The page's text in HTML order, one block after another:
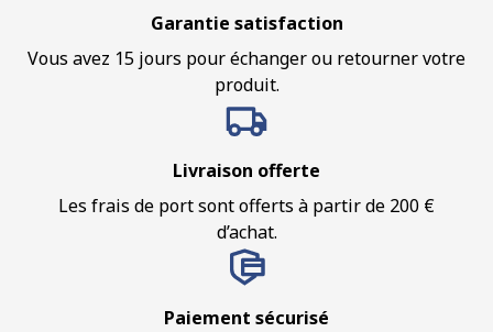
Garantie satisfaction
Vous avez 15 jours pour échanger ou retourner votre
produit.
Livraison offerte
Les frais de port sont offerts à partir de 200 €
d’achat.
Paiement sécurisé